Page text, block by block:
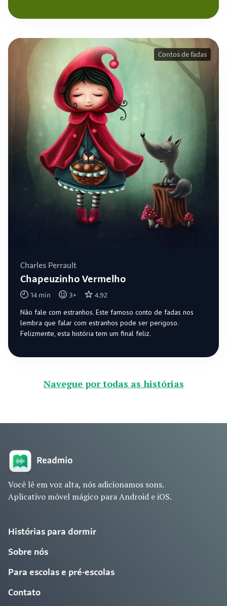
Charles Perrault
Chapeuzinho Vermelho
14min 3+ 4.92
Não fale com estranhos. Este famoso conto de fadas nos
lembra que falar com estranhos pode ser perigoso.
Felizmente, esta história tem um final feliz.
Contos de fadas
Navegue por todas as histórias
Você lê em voz alta, nós adicionamos sons.
Aplicativo móvel mágico para Android e iOS.
Histórias para dormir
Sobre nós
Para escolas e pré-escolas
Contato